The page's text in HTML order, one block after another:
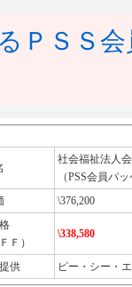
ＰＳＳ
社会福祉法人
（PSS会員パ
\376,200
Ｆ）
\338,580
供 ピー・シー・